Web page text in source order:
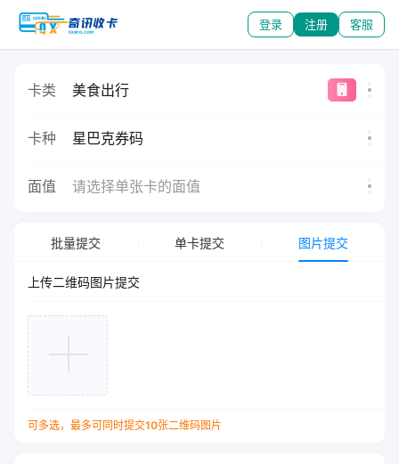
登录 注册 客服
卡类 美食出行
卡种 星巴克券码
面值 请选择单张卡的面值
批量提交 单卡提交 图片提交
上传二维码图片提交
可多选，最多可同时提交10张二维码图片